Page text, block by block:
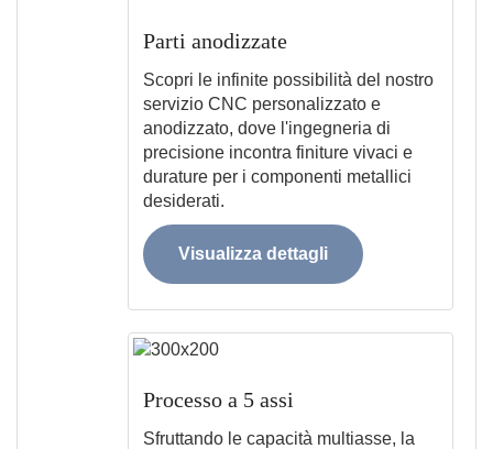
Parti anodizzate
Scopri le infinite possibilità del nostro
servizio CNC personalizzato e
anodizzato, dove l'ingegneria di
precisione incontra finiture vivaci e
durature per i componenti metallici
desiderati.
Visualizza dettagli
Processo a 5 assi
Sfruttando le capacità multiasse, la